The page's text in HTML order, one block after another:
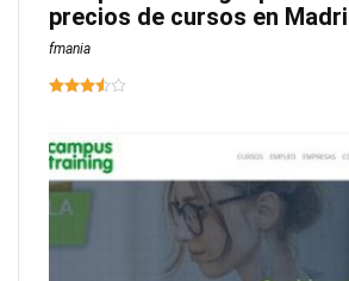
precios de cursos en
fmania